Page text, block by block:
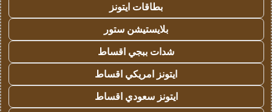
بطاقات ايتونز
بلايستيشن ستور
شدات ببجي اقساط
ايتونز امريكي اقساط
ايتونز سعودي اقساط